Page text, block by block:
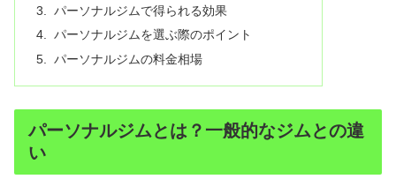
パーソナルジムで得られる効果
パーソナルジムを選ぶ際のポイント
パーソナルジムの料金相場
パーソナルジムとは？一般的なジムとの違
い